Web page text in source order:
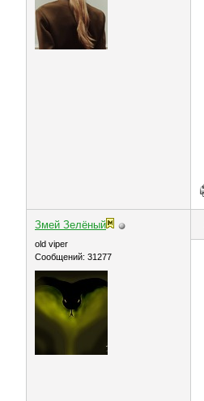
Змей Зелёный
old viper
Сообщений: 31277